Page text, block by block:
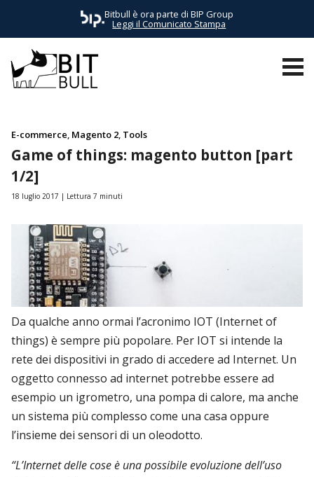
Bitbull è ora parte di BIP Group
Leggi il Comunicato Stampa
TUTTI I POST AWS
E-commerce Magento 2 Tools
Game of things: magento button [part
1/2]
18 luglio 2017 Lettura 7 minuti
Da qualche anno ormai l’acronimo IOT (Internet of
things) è sempre più popolare. Per IOT si intende la
rete dei dispositivi in grado di accedere ad Internet. Un
oggetto connesso ad internet potrebbe essere ad
esempio un igrometro, una pompa di calore, ma anche
un sistema più complesso come una casa oppure
l’insieme dei sensori di un oleodotto.
“L’Internet delle cose è una possibile evoluzione dell’uso